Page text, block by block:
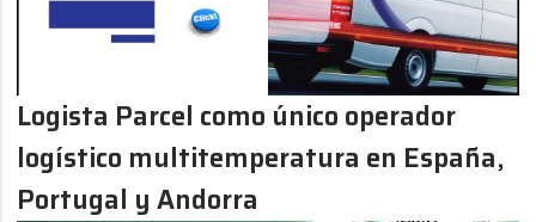
Logista Parcel como único operador
logístico multitemperatura en España,
Portugal y Andorra